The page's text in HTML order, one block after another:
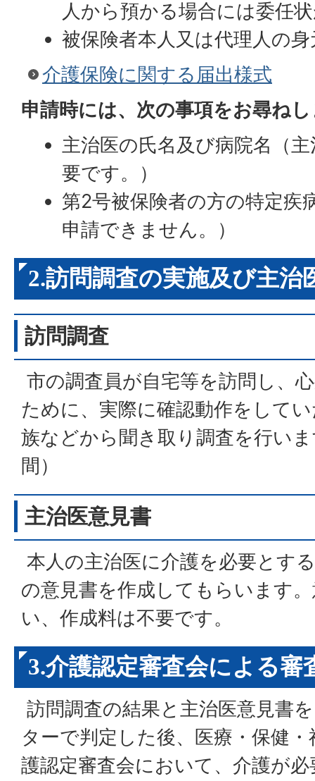
人から預かる場合には委任
被保険者本人又は代理人の
介護保険に関する届出様式
申請時には、次の事項をお尋ね
主治医の氏名及び病院名（
要です。）
第2号被保険者の方の特定疾
申請できません。）
2.訪問調査の実施及び主治
訪問調査
市の調査員が自宅等を訪問し、
ために、実際に確認動作をして
族などから聞き取り調査を行い
間）
主治医意見書
本人の主治医に介護を必要とす
の意見書を作成してもらいます
い、作成料は不要です。
3.介護認定審査会による審
訪問調査の結果と主治医意見書
ターで判定した後、医療・保健
護認定審査会において、介護が